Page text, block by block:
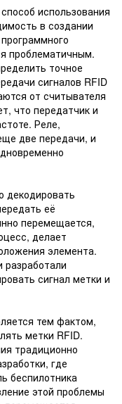
использования
в создании
проблематичным.
точное
сигналов RFID
от считывателя
что передатчик и
Реле,
две передачи, и
декодировать
её
перемещается,
делает
элемента.
сигнал метки и
тем фактом,
метки RFID.
традиционно
где
беспилотника
этой проблемы